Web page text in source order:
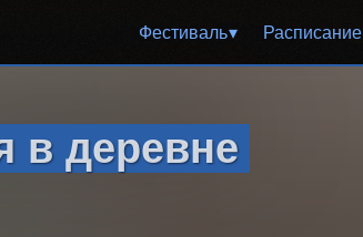
Фестиваль Расписание
в деревне